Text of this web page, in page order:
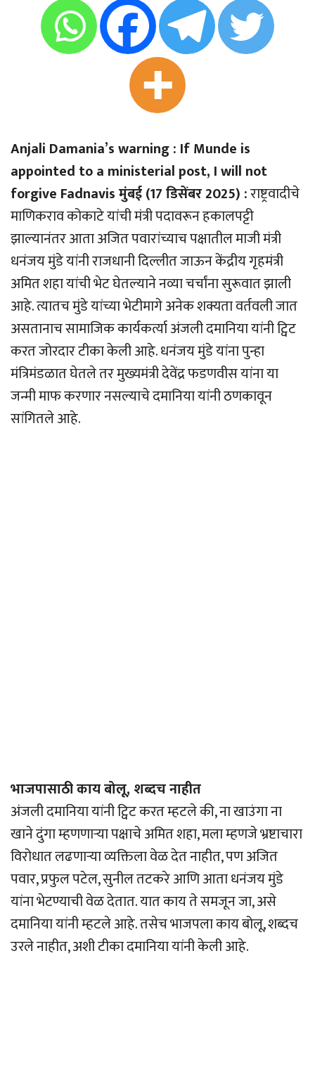
Anjali Damania’s warning : If Munde is
appointed to a ministerial post, I will not
forgive Fadnavis मुंबई (17 डिसेंबर 2025) :राष्ट्रवादीचे
माणिकराव कोकाटे यांची मंत्री पदावरून हकालपट्टी
झाल्यानंतर आता अजित पवारांच्याच पक्षातील माजी मंत्री
धनंजय मुंडे यांनी राजधानी दिल्लीत जाऊन केंद्रीय गृहमंत्री
अमित शहा यांची भेट घेतल्याने नव्या चर्चांना सुरूवात झाली
आहे. त्यातच मुंडे यांच्या भेटीमागे अनेक शक्यता वर्तवली जात
असतानाच सामाजिक कार्यकर्त्या अंजली दमानिया यांनी ट्विट
करत जोरदार टीका केली आहे. धनंजय मुंडे यांना पुन्हा
मंत्रिमंडळात घेतले तर मुख्यमंत्री देवेंद्र फडणवीस यांना या
जन्मी माफ करणार नसल्याचे दमानिया यांनी ठणकावून
सांगितले आहे.
भाजपासाठी काय बोलू, शब्दच नाहीत
अंजली दमानिया यांनी ट्विट करत म्हटले की, ना खाउंगा ना
खाने दुंगा म्हणणार्‍या पक्षाचे अमित शहा, मला म्हणजे भ्रष्टाचारा
विरोधात लढणार्‍या व्यक्तिला वेळ देत नाहीत, पण अजित
पवार, प्रफुल पटेल, सुनील तटकरे आणि आता धनंजय मुंडे
यांना भेटण्याची वेळ देतात. यात काय ते समजून जा, असे
दमानिया यांनी म्हटले आहे. तसेच भाजपला काय बोलू, शब्दच
उरले नाहीत, अशी टीका दमानिया यांनी केली आहे.